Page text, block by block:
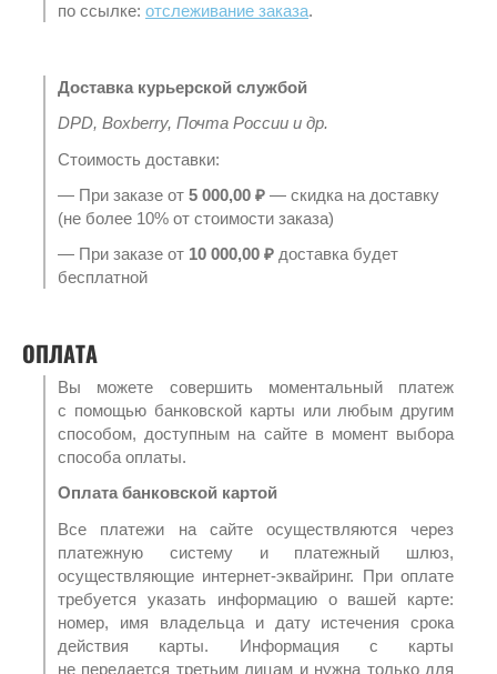
по ссылке: отслеживание заказа.
Доставка курьерской службой
DPD, Boxberry, Почта России и др.
Стоимость доставки:
— При заказе от 5 000,00 ₽ — скидка на доставку
(не более 10% от стоимости заказа)
— При заказе от 10 000,00 ₽ доставка будет
бесплатной
ОПЛАТА
Вы можете совершить моментальный платеж
с помощью банковской карты или любым другим
способом, доступным на сайте в момент выбора
способа оплаты.
Оплата банковской картой
Все платежи на сайте осуществляются через
платежную систему и платежный шлюз,
осуществляющие интернет-эквайринг. При оплате
требуется указать информацию о вашей карте:
номер, имя владельца и дату истечения срока
действия карты. Информация с карты
не передается третьим лицам и нужна только для